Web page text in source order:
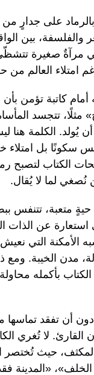
على جدارٍ من
والفلسفة، بين
مرآةٌ صغيرة تتشظّى
امتلاء العالم من
كاتبة تؤمن
تتجسد المأساة
يُولد. الكلمة هنا
بل امتلاء
الكتاب لتصبح
نُصغي لما لا يُقال.
متعبة، تتنفس
استعارة عن الذات
الأمكنة التي نعيش
مدن الخيبة.
بأكمله
دون أن تفقد
لا تُغري
المكثف، حيث
الخلف»، «المدينة